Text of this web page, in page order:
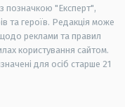
позначкою "Експерт",
та героїв. Редакція може
щодо реклами та правил
користування сайтом.
для осіб старше 21